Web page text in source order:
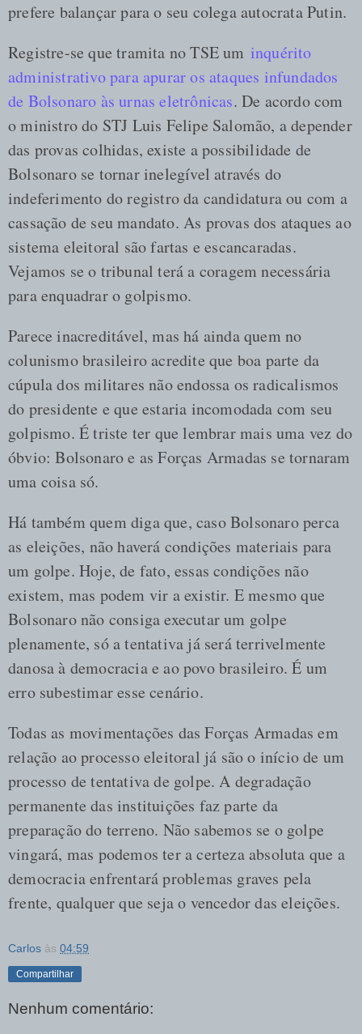
prefere balançar para o seu colega autocrata Putin.
Registre-se que tramita no TSE um inquérito
administrativo para apurar os ataques infundados
de Bolsonaro às urnas eletrônicas. De acordo com
o ministro do STJ Luis Felipe Salomão, a depender
das provas colhidas, existe a possibilidade de
Bolsonaro se tornar inelegível através do
indeferimento do registro da candidatura ou com a
cassação de seu mandato. As provas dos ataques ao
sistema eleitoral são fartas e escancaradas.
Vejamos se o tribunal terá a coragem necessária
para enquadrar o golpismo.
Parece inacreditável, mas há ainda quem no
colunismo brasileiro acredite que boa parte da
cúpula dos militares não endossa os radicalismos
do presidente e que estaria incomodada com seu
golpismo. É triste ter que lembrar mais uma vez do
óbvio: Bolsonaro e as Forças Armadas se tornaram
uma coisa só.
Há também quem diga que, caso Bolsonaro perca
as eleições, não haverá condições materiais para
um golpe. Hoje, de fato, essas condições não
existem, mas podem vir a existir. E mesmo que
Bolsonaro não consiga executar um golpe
plenamente, só a tentativa já será terrivelmente
danosa à democracia e ao povo brasileiro. É um
erro subestimar esse cenário.
Todas as movimentações das Forças Armadas em
relação ao processo eleitoral já são o início de um
processo de tentativa de golpe. A degradação
permanente das instituições faz parte da
preparação do terreno. Não sabemos se o golpe
vingará, mas podemos ter a certeza absoluta que a
democracia enfrentará problemas graves pela
frente, qualquer que seja o vencedor das eleições.
Carlos às 04:59
Compartilhar
Nenhum comentário: